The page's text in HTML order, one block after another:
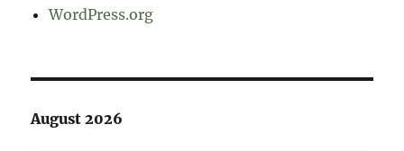
WordPress.org
August 2026